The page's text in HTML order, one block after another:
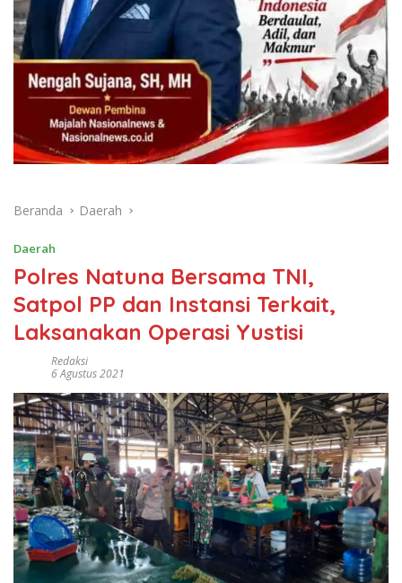
Beranda Daerah
Daerah
Polres Natuna Bersama TNI,
Satpol PP dan Instansi Terkait,
Laksanakan Operasi Yustisi
Redaksi
6 Agustus 2021